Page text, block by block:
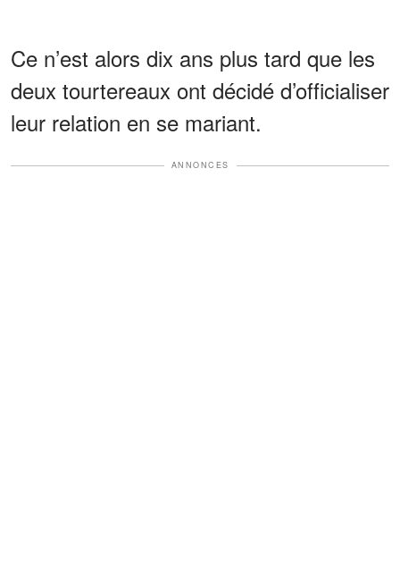
Ce n’est alors dix ans plus tard que les
deux tourtereaux ont décidé d’officialiser
leur relation en se mariant.
ANNONCES